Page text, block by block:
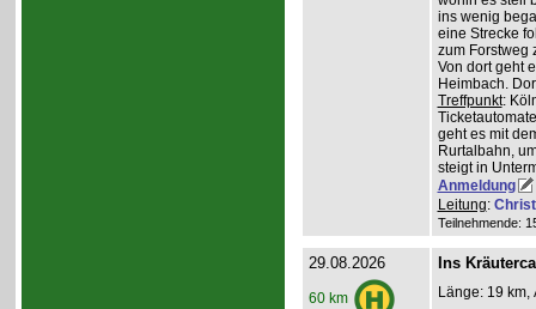
ins wenig
eine Strecke
zum Forstweg
Von dort geht
Heimbach.
Treffpunkt:
geht es mit
Rurtalbahn,
steigt in
Anmeldung
Leitung:
Teilnehmende:
29.08.2026
60 km
Ins
Länge: 19 km,